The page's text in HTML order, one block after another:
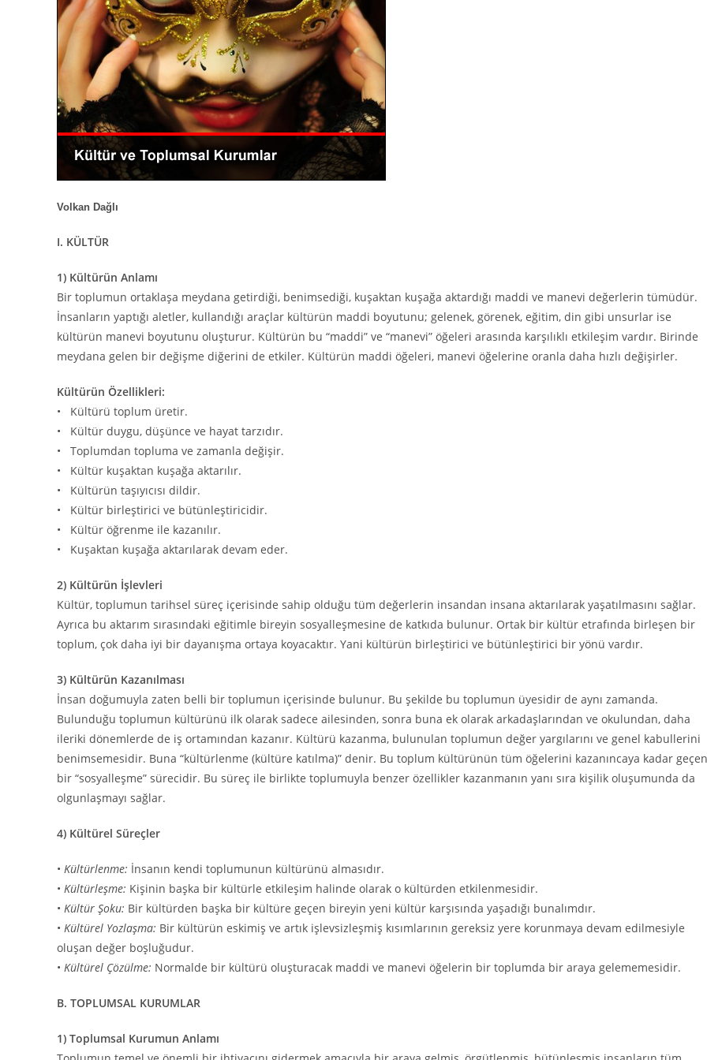
Volkan Dağlı
I. KÜLTÜR
1) Kültürün Anlamı
Bir toplumun ortaklaşa meydana getirdiği, benimsediği, kuşaktan kuşağa aktardığı maddi ve manevi değerlerin tümüdür.
İnsanların yaptığı aletler, kullandığı araçlar kültürün maddi boyutunu; gelenek, görenek, eğitim, din gibi unsurlar ise
kültürün manevi boyutunu oluşturur. Kültürün bu “maddi” ve “manevi” öğeleri arasında karşılıklı etkileşim vardır. Birinde
meydana gelen bir değişme diğerini de etkiler. Kültürün maddi öğeleri, manevi öğelerine oranla daha hızlı değişirler.
Kültürün Özellikleri:
• Kültürü toplum üretir.
• Kültür duygu, düşünce ve hayat tarzıdır.
• Toplumdan topluma ve zamanla değişir.
• Kültür kuşaktan kuşağa aktarılır.
• Kültürün taşıyıcısı dildir.
• Kültür birleştirici ve bütünleştiricidir.
• Kültür öğrenme ile kazanılır.
• Kuşaktan kuşağa aktarılarak devam eder.
2) Kültürün İşlevleri
Kültür, toplumun tarihsel süreç içerisinde sahip olduğu tüm değerlerin insandan insana aktarılarak yaşatılmasını sağlar.
Ayrıca bu aktarım sırasındaki eğitimle bireyin sosyalleşmesine de katkıda bulunur. Ortak bir kültür etrafında birleşen bir
toplum, çok daha iyi bir dayanışma ortaya koyacaktır. Yani kültürün birleştirici ve bütünleştirici bir yönü vardır.
3) Kültürün Kazanılması
İnsan doğumuyla zaten belli bir toplumun içerisinde bulunur. Bu şekilde bu toplumun üyesidir de aynı zamanda.
Bulunduğu toplumun kültürünü ilk olarak sadece ailesinden, sonra buna ek olarak arkadaşlarından ve okulundan, daha
ileriki dönemlerde de iş ortamından kazanır. Kültürü kazanma, bulunulan toplumun değer yargılarını ve genel kabullerini
benimsemesidir. Buna “kültürlenme (kültüre katılma)” denir. Bu toplum kültürünün tüm öğelerini kazanıncaya kadar geçen
bir “sosyalleşme” sürecidir. Bu süreç ile birlikte toplumuyla benzer özellikler kazanmanın yanı sıra kişilik oluşumunda da
olgunlaşmayı sağlar.
4) Kültürel Süreçler
• Kültürlenme: İnsanın kendi toplumunun kültürünü almasıdır.
• Kültürleşme: Kişinin başka bir kültürle etkileşim halinde olarak o kültürden etkilenmesidir.
• Kültür Şoku: Bir kültürden başka bir kültüre geçen bireyin yeni kültür karşısında yaşadığı bunalımdır.
• Kültürel Yozlaşma: Bir kültürün eskimiş ve artık işlevsizleşmiş kısımlarının gereksiz yere korunmaya devam edilmesiyle
oluşan değer boşluğudur.
• Kültürel Çözülme: Normalde bir kültürü oluşturacak maddi ve manevi öğelerin bir toplumda bir araya gelememesidir.
B. TOPLUMSAL KURUMLAR
1) Toplumsal Kurumun Anlamı